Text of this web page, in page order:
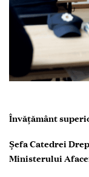
Învățământ
Șefa Catedrei
Ministerului